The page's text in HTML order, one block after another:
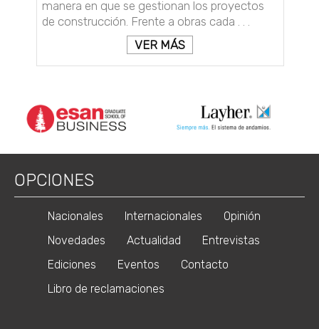
manera en que se gestionan los proyectos
de construcción. Frente a obras cada . . .
VER MÁS
OPCIONES
Nacionales Internacionales
Opinión
Novedades
Actualidad
Entrevistas
Ediciones
Eventos
Contacto
Libro de reclamaciones